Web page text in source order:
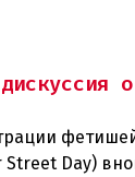
о
Street Day)